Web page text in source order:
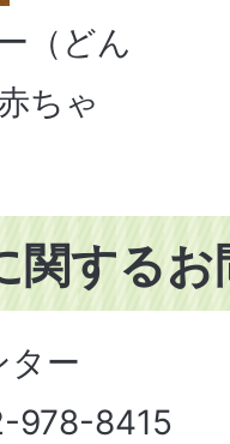
（どん
ちゃ
関する
ター
978-8415